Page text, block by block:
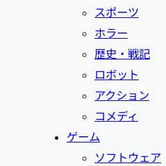
スポーツ
ホラー
歴史・戦記
ロボット
アクション
コメディ
ゲーム
ソフトウェア